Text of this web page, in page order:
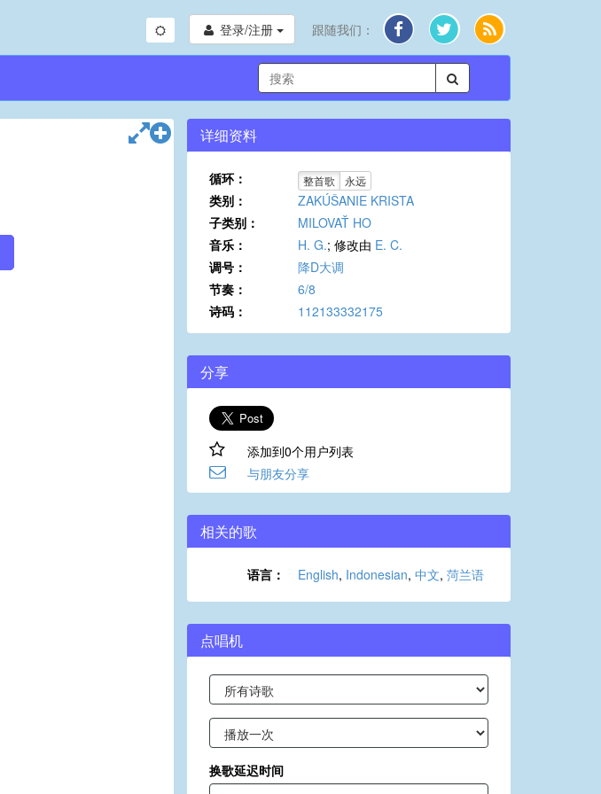
登录/注册 跟随我们：
详细资料
循环： 整首歌 永远
类别：
ZAKÚŠANIE KRISTA
子类别：
MILOVAŤ HO
音乐：
H. G.; 修改由 E. C.
调号：
降D大调
节奏：
6/8
诗码：
112133332175
分享
添加到0个用户列表
与朋友分享
相关的歌
语言： English, Indonesian, 中文, 菏兰语
点唱机
换歌延迟时间